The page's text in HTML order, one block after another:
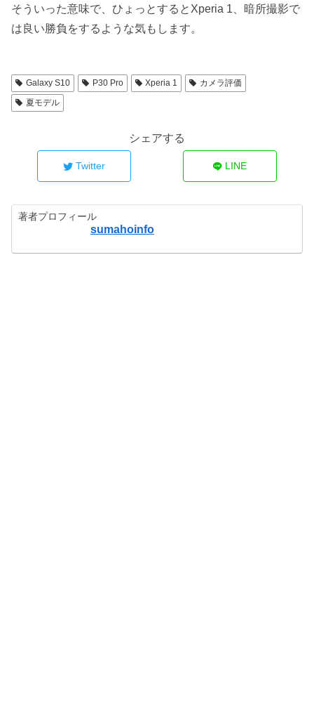
そういった意味で、ひょっとするとXperia 1、暗所撮影で
は良い勝負をするような気もします。
Galaxy S10 P30 Pro Xperia 1
カメラ評価
夏モデル
シェアする
Twitter LINE
著者プロフィール
sumahoinfo